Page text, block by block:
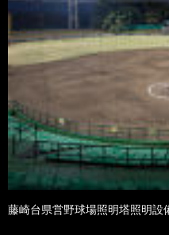
藤崎台県営野球場照明塔照明設